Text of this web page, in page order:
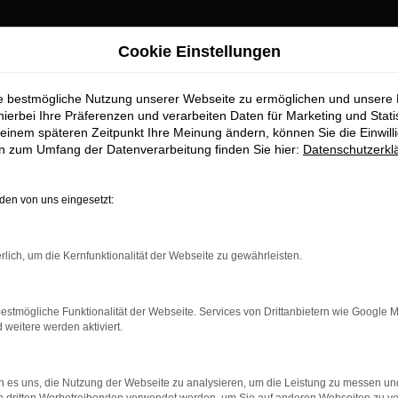
bestimmter Seiten verhindern. Funktioniert die Seite in
beheben.
auf dem neuesten Stand sind.
kann auch dazu führen, dass bestimmte Funktionen
Cookie Einstellungen
bestmögliche Nutzung unserer Webseite zu ermöglichen und unsere
Ihre Präferenzen und verarbeiten Daten für Marketing und
späteren Zeitpunkt Ihre Meinung ändern, können Sie die
zum Umfang der Datenverarbeitung finden Sie hier:
von uns eingesetzt:
um die Kernfunktionalität der Webseite zu gewährleisten.
Funktionalität der Webseite. Services von Drittanbietern wie Google
weitere werden aktiviert.
es uns, die Nutzung der Webseite zu analysieren, um die Leistung zu messen